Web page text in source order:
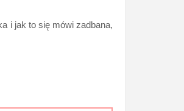
i jak to się mówi zadbana,